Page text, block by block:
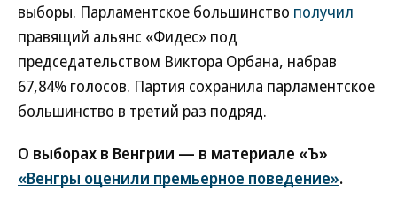
выборы. Парламентское большинство получил
правящий альянс «Фидес» под
председательством Виктора Орбана, набрав
67,84% голосов. Партия сохранила парламентское
большинство в третий раз подряд.
О выборах в Венгрии — в материале «Ъ»
«Венгры оценили премьерное поведение».